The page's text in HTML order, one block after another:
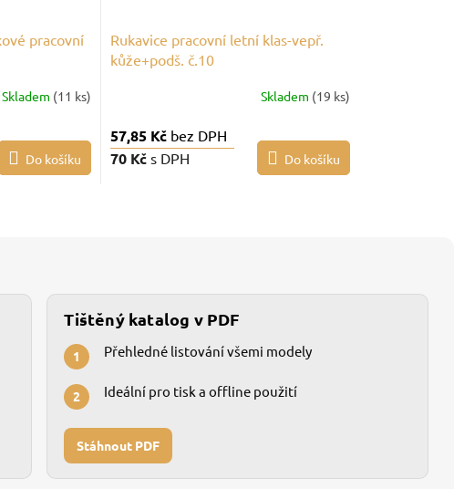
pracovní
Skladem (11 ks)
Do košíku
Rukavice pracovní letní klas-vepř.
kůže+podš. č.10
Skladem (19 ks)
57,85 Kč bez DPH
70 Kč s DPH Do košíku
Tištěný katalog v PDF
1 Přehledné listování všemi modely
2 Ideální pro tisk a offline použití
Stáhnout PDF